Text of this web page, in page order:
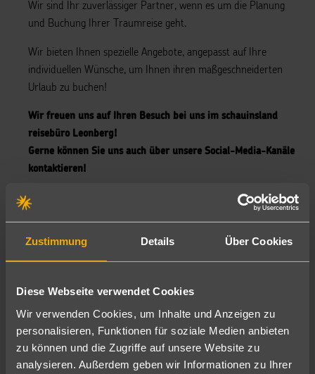
Zustimmung Details Über Cookies
Diese Webseite verwendet Cookies
Wir verwenden Cookies, um Inhalte und Anzeigen zu
personalisieren, Funktionen für soziale Medien anbieten
zu können und die Zugriffe auf unsere Website zu
analysieren. Außerdem geben wir Informationen zu Ihrer
Wir sind Ihr zuverlässiger Partner, wenn es um die Planung
und Buchung Ihrer Traumreise geht.
Wir bieten Ihnen spezielle Angebote, angepasst auf Ihre
individuellen Wünsche, um Ihnen ihren maßgeschneiderten
Urlaub zu buchen!
Wir freuen uns auf Ihren Besuch bei uns im schauinsland
reisebüro Leonberg!
Gerne können Sie uns auch über unsere Social-Media-Kanäle
kontaktieren!
Hier geht's zu unseren Google Bewertungen:
Wir sind immer gerne für Sie da!